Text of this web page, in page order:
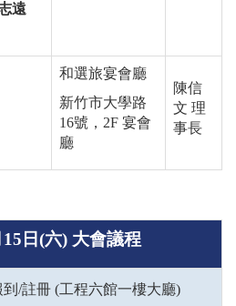
遠
和選旅宴會廳
新竹市大學路
16號， 2F 宴會
廳
陳信
文 理
事長
日(六) 大會議程
/註冊 (工程六館一樓大廳)